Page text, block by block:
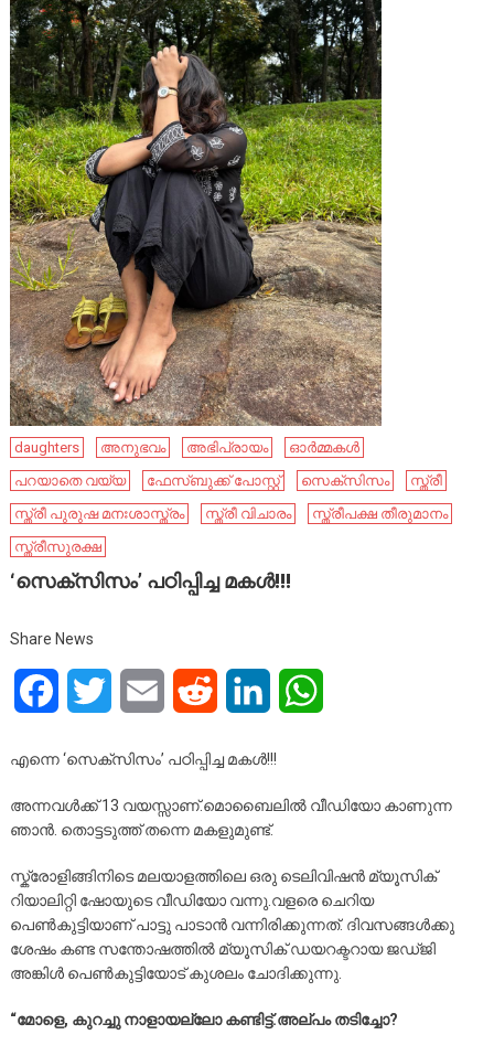
daughters അനുഭവം അഭിപ്രായം
ഓർമ്മകൾ
പറയാതെ വയ്യ
ഫേ​സ്ബു​ക്ക് പോ​സ്റ്റ് സെക്സിസം
സ്ത്രീ
സ്ത്രീ പുരുഷ മനഃശാസ്ത്രം
സ്ത്രീ വിചാരം
സ്ത്രീപക്ഷ തീരുമാനം
സ്ത്രീസുരക്ഷ
‘സെക്സിസം’ പഠിപ്പിച്ച മകൾ!!!
Share News
FacebookTwitter Email Reddit LinkedIn
എന്നെ ‘സെക്സിസം’ പഠിപ്പിച്ച മകൾ!!!
അന്നവൾക്ക് 13 വയസ്സാണ്.മൊബൈലിൽ വീഡിയോ കാണുന്ന
ഞാൻ. തൊട്ടടുത്ത് തന്നെ മകളുമുണ്ട്.
സ്ക്രോളിങ്ങിനിടെ മലയാളത്തിലെ ഒരു ടെലിവിഷൻ മ്യൂസിക്
റിയാലിറ്റി ഷോയുടെ വീഡിയോ വന്നു.വളരെ ചെറിയ
പെൺകുട്ടിയാണ് പാട്ടു പാടാൻ വന്നിരിക്കുന്നത്. ദിവസങ്ങൾക്കു
ശേഷം കണ്ട സന്തോഷത്തിൽ മ്യൂസിക് ഡയറക്ടറായ ജഡ്ജി
അങ്കിൾ പെൺകുട്ടിയോട് കുശലം ചോദിക്കുന്നു.
“മോളെ, കുറച്ചു നാളായല്ലോ കണ്ടിട്ട്.അല്പം തടിച്ചോ?